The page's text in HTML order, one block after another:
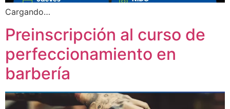
Cargando…
Preinscripción al curso de
perfeccionamiento en
barbería